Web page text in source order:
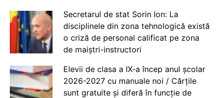
Secretarul de stat Sorin Ion: La
disciplinele din zona tehnologică există
o criză de personal calificat pe zona
de maiștri-instructori
Elevii de clasa a IX-a încep anul școlar
2026-2027 cu manuale noi / Cărțile
sunt gratuite și diferă în funcție de